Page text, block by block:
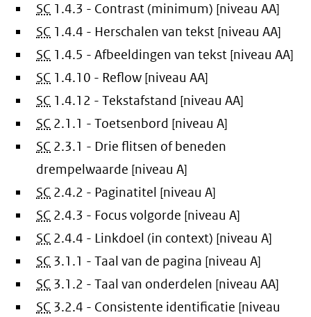
SC 1.4.3 - Contrast (minimum) [niveau AA]
SC 1.4.4 - Herschalen van tekst [niveau AA]
SC 1.4.5 - Afbeeldingen van tekst [niveau AA]
SC 1.4.10 - Reflow [niveau AA]
SC 1.4.12 - Tekstafstand [niveau AA]
SC 2.1.1 - Toetsenbord [niveau A]
SC 2.3.1 - Drie flitsen of beneden
drempelwaarde [niveau A]
SC 2.4.2 - Paginatitel [niveau A]
SC 2.4.3 - Focus volgorde [niveau A]
SC 2.4.4 - Linkdoel (in context) [niveau A]
SC 3.1.1 - Taal van de pagina [niveau A]
SC 3.1.2 - Taal van onderdelen [niveau AA]
SC 3.2.4 - Consistente identificatie [niveau